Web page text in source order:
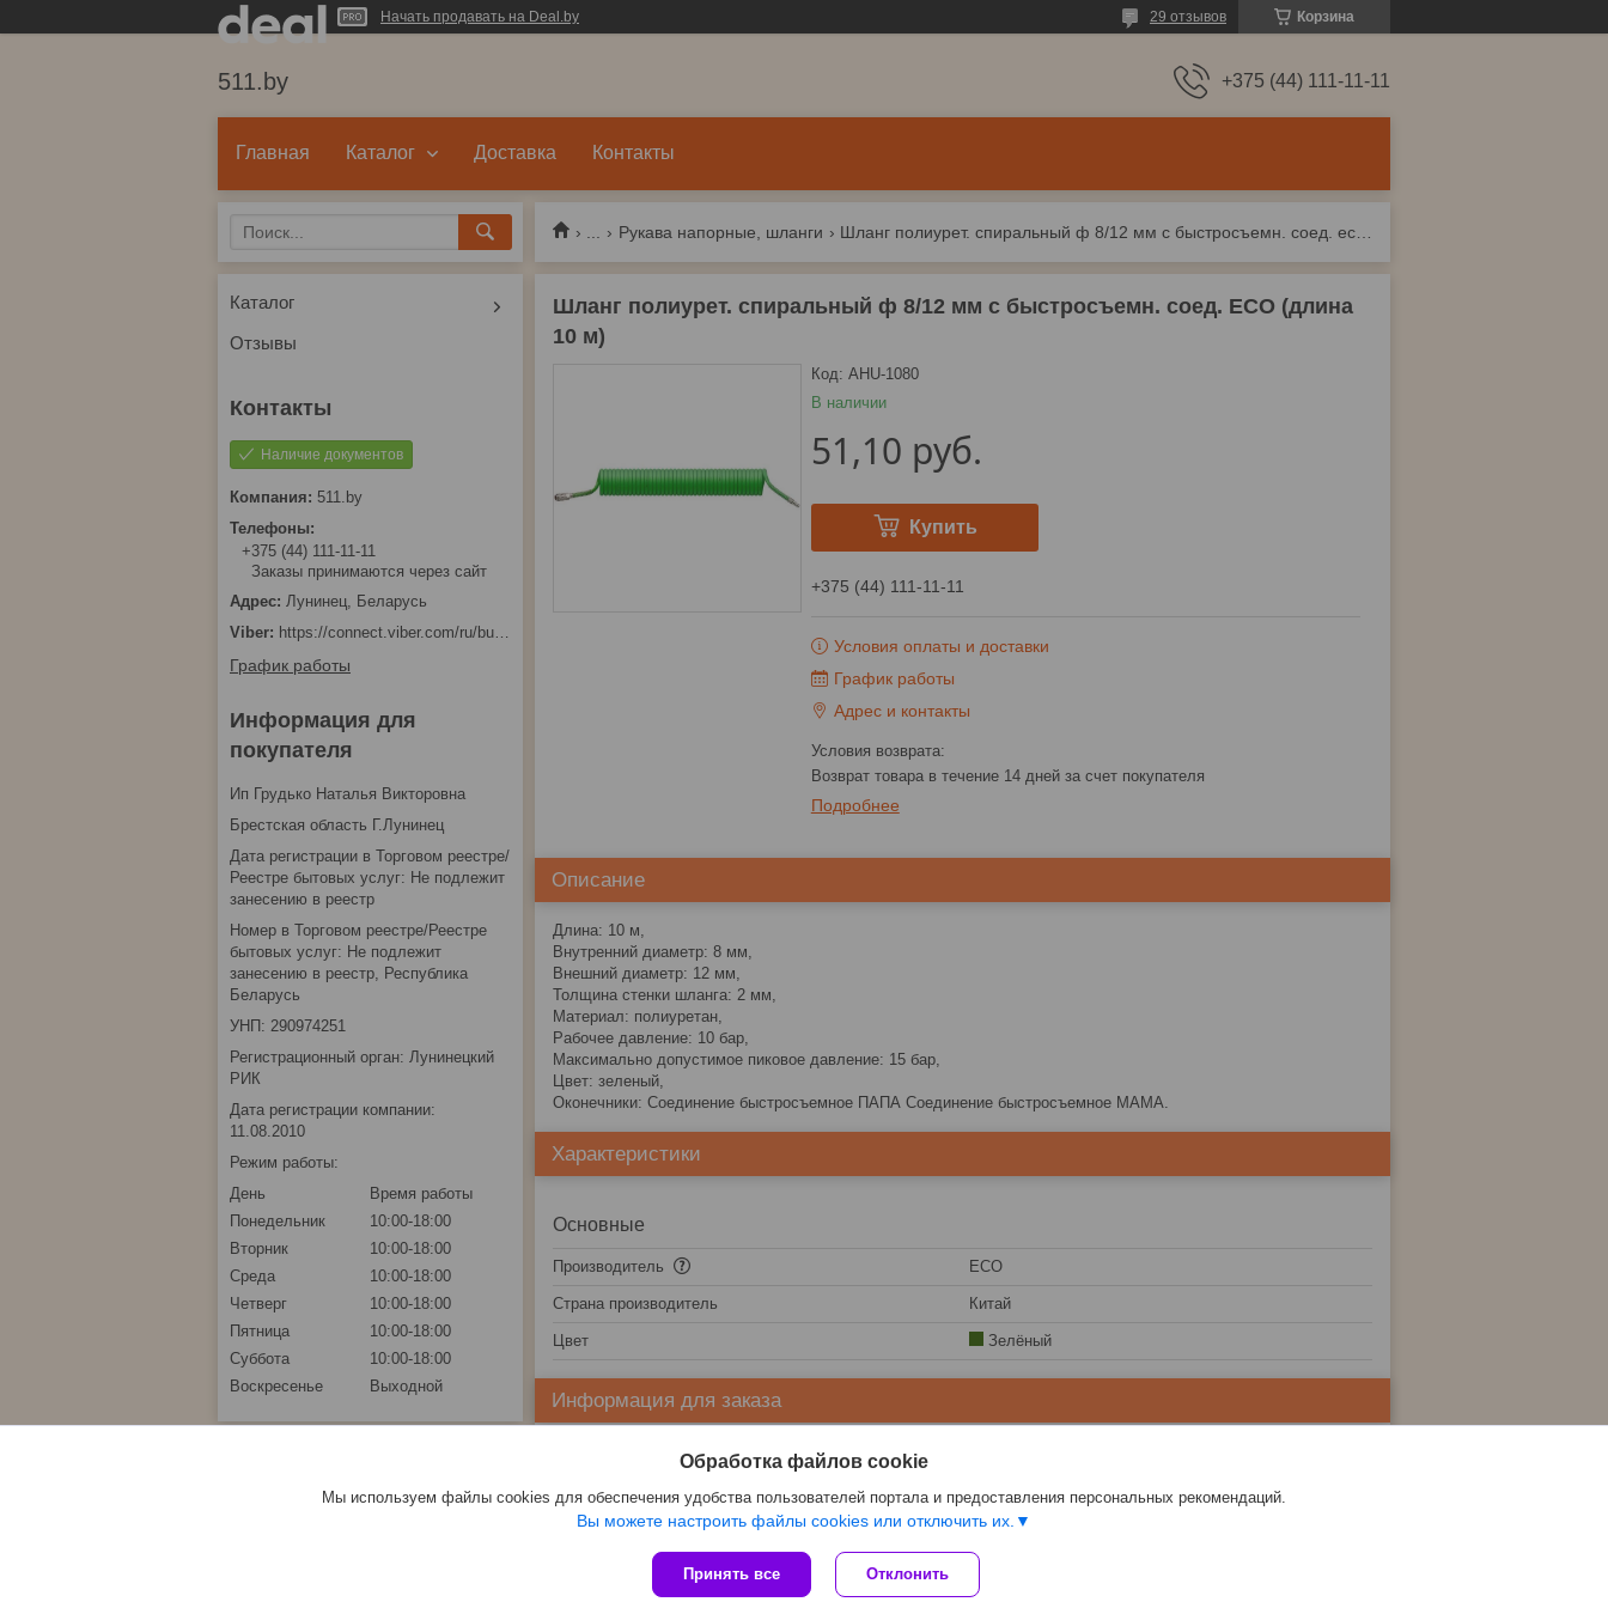
Начать продавать на Deal.by Корзина
29 отзывов
511.by +375 (44) 111-11-11
Главная Каталог Доставка Контакты
Рукава напорные, шланги
Шланг полиурет. спиральный ф 8/12 мм c быстросъемн. соед. ECO (длина
10 м)
В наличии
Код: AHU-1080
51,10 руб.
Купить
+375 (44) 111-11-11
Условия оплаты и доставки
График работы
Адрес и контакты
возврат товара в течение 14 дней за счет покупателя
Подробнее
Описание
Длина: 10 м,
Внутренний диаметр: 8 мм,
Внешний диаметр: 12 мм,
Толщина стенки шланга: 2 мм,
Материал: полиуретан,
Рабочее давление: 10 бар,
Максимально допустимое пиковое давление: 15 бар,
Цвет: зеленый,
Оконечники: Соединение быстросъемное ПАПА Соединение быстросъемное МАМА.
Характеристики
Основные
Производитель ECO
Страна производитель Китай
Цвет Зелёный
Информация для заказа
Каталог
Отзывы
Наличие документов
511.by
+375 (44) 111-11-11
Заказы принимаются через сайт
Лунинец, Беларусь
https://connect.viber.com/ru/business/1d480fbc-bd61-11ef-8513-eab83dfd23fa
График работы
Информация для
покупателя
Ип Грудько Наталья Викторовна
Брестская область Г.Лунинец
Дата регистрации в Торговом реестре/
Реестре бытовых услуг: Не подлежит
занесению в реестр
Номер в Торговом реестре/Реестре
бытовых услуг: Не подлежит
занесению в реестр, Республика
Беларусь
УНП: 290974251
Регистрационный орган: Лунинецкий
РИК
Дата регистрации компании:
11.08.2010
Режим работы:
День
Время работы
Понедельник
10:00-18:00
Вторник
10:00-18:00
Среда
10:00-18:00
Четверг
10:00-18:00
Пятница
10:00-18:00
Суббота
10:00-18:00
Воскресенье
Выходной
Сайт создан на платформе Deal.by
Политика обработки файлов cookies
Обработка файлов cookie
Мы используем файлы cookies для обеспечения удобства пользователей портала и предоставления персональных рекомендаций.
Вы можете настроить файлы cookies или отключить их.
Принять все Отклонить